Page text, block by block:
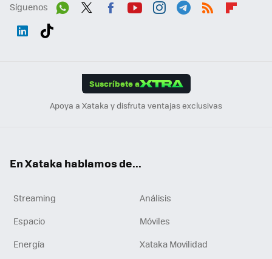
Síguenos
Suscríbete a
Apoya a Xataka y disfruta ventajas exclusivas
En Xataka hablamos de...
Streaming
Análisis
Espacio
Móviles
Energía
Xataka Movilidad